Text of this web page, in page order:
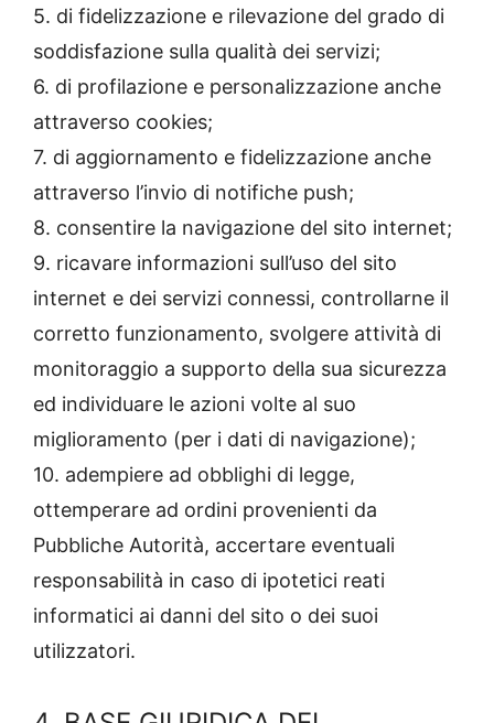
5. di fidelizzazione e rilevazione del grado di
soddisfazione sulla qualità dei servizi;
6. di profilazione e personalizzazione anche
attraverso cookies;
7. di aggiornamento e fidelizzazione anche
attraverso l’invio di notifiche push;
8. consentire la navigazione del sito internet;
9. ricavare informazioni sull’uso del sito
internet e dei servizi connessi, controllarne il
corretto funzionamento, svolgere attività di
monitoraggio a supporto della sua sicurezza
ed individuare le azioni volte al suo
miglioramento (per i dati di navigazione);
10. adempiere ad obblighi di legge,
ottemperare ad ordini provenienti da
Pubbliche Autorità, accertare eventuali
responsabilità in caso di ipotetici reati
informatici ai danni del sito o dei suoi
utilizzatori.